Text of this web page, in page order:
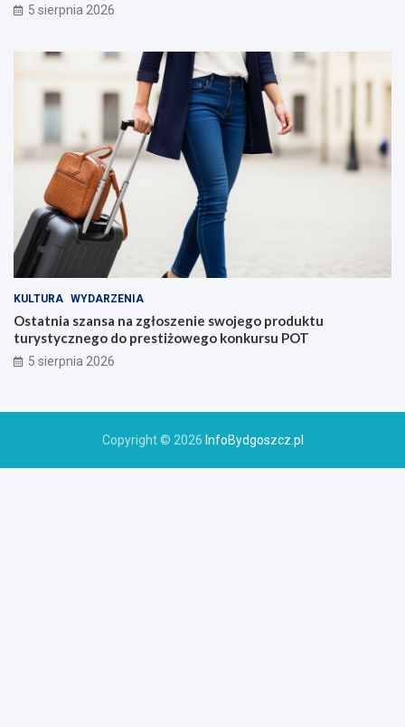
5 sierpnia 2026
KULTURA WYDARZENIA
Ostatnia szansa na zgłoszenie swojego produktu
turystycznego do prestiżowego konkursu POT
5 sierpnia 2026
Copyright © 2026 InfoBydgoszcz.pl